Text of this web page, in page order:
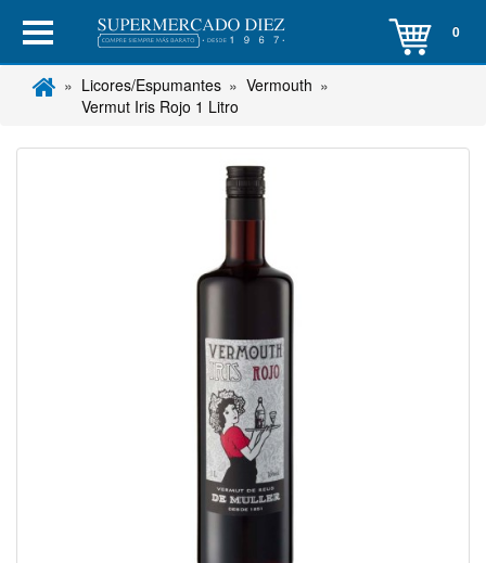
0
Licores/Espumantes
Vermouth
Vermut Iris Rojo 1 Litro